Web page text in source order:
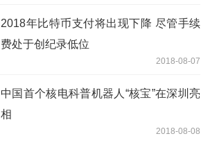
2018年比特币支付将出现下降 尽管手续
费处于创纪录低位
2018-08-07
中国首个核电科普机器人“核宝”在深圳亮
相
2018-08-08